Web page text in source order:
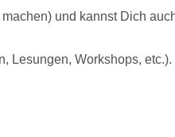
und kannst Dich
Lesungen, Workshops, etc.).